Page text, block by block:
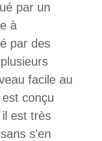
par un
à
par des
facile au
conçu
est très
s'en